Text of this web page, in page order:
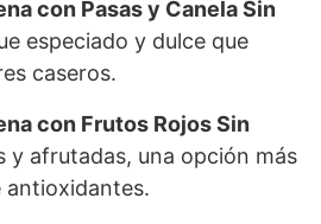
con Pasas y Canela Sin
especiado y dulce que
caseros.
con Frutos Rojos Sin
y afrutadas, una opción más
antioxidantes.